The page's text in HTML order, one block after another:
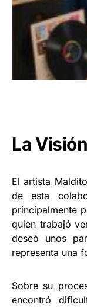
La
El artista
de esta
principalmente
quien trabajó
deseó unos
representa una
Sobre su
encontró